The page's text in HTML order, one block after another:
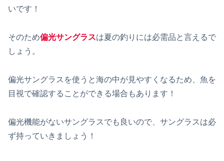
いです！
そのため偏光サングラスは夏の釣りには必需品と言えるで
しょう。
偏光サングラスを使うと海の中が見やすくなるため、魚を
目視で確認することができる場合もあります！
偏光機能がないサングラスでも良いので、サングラスは必
ず持っていきましょう！